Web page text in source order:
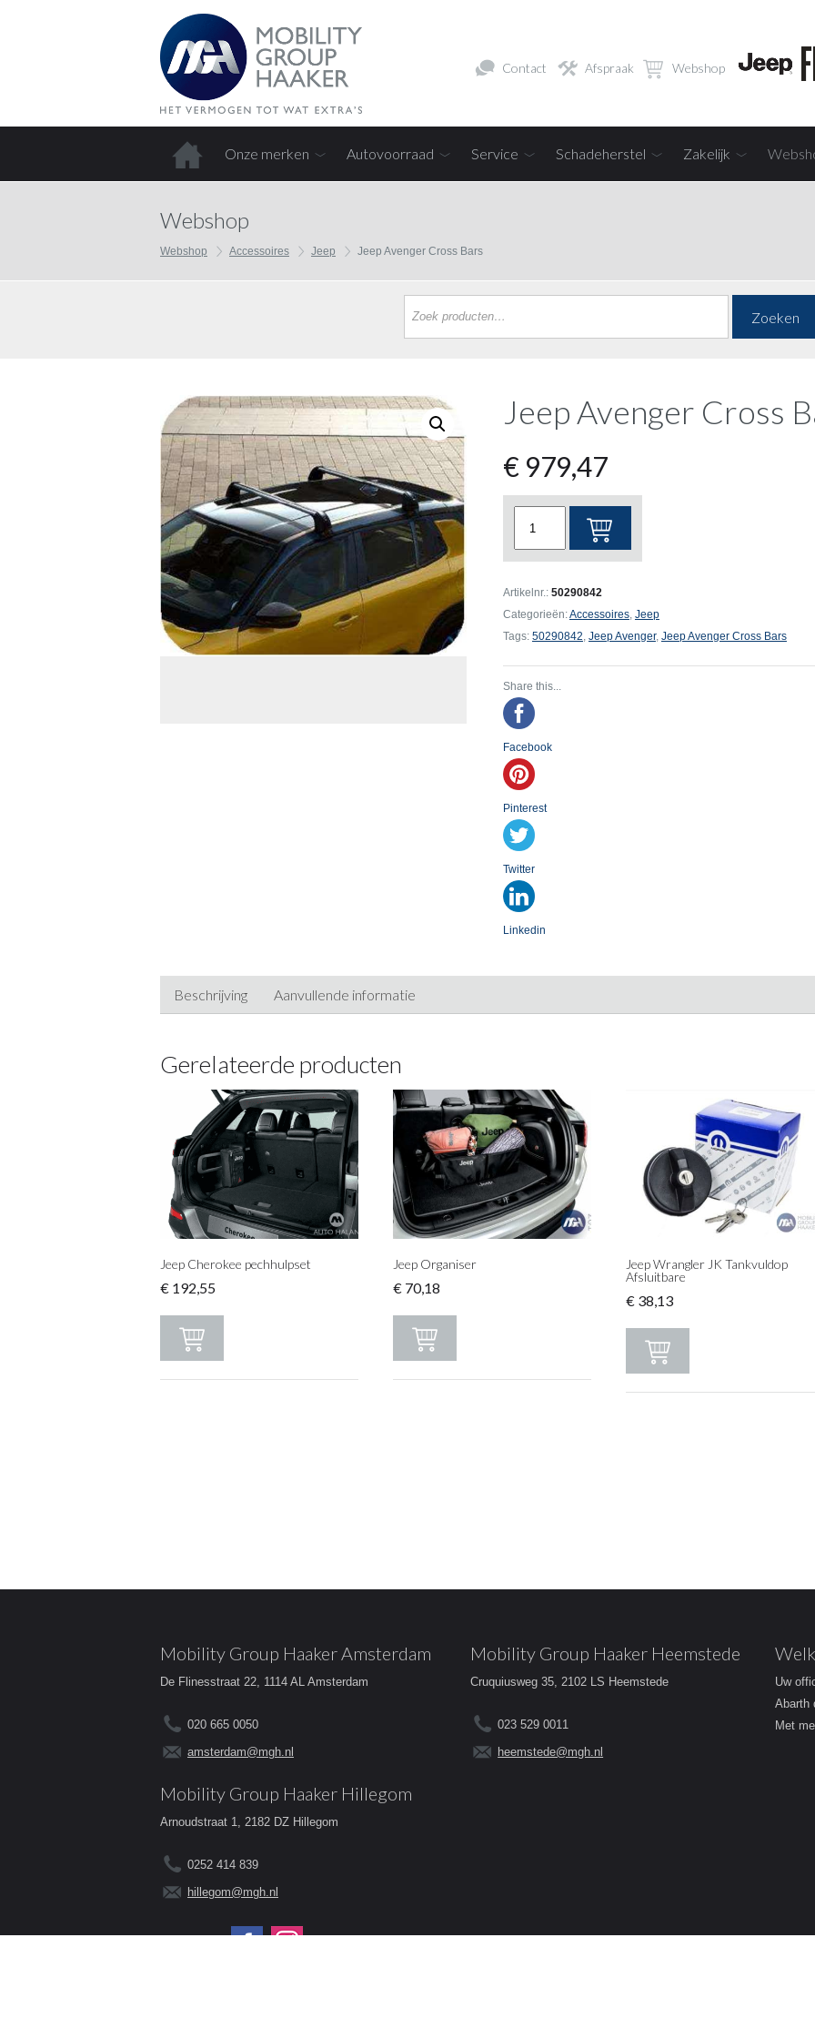
Contact Afspraak Webshop
Onze merken Autovoorraad Service Schadeherstel Zakelijk
Webshop
Webshop Accessoires Jeep Jeep Avenger Cross Bars
Zoeken
Jeep Avenger Cross
€979,47
Cross
Artikelnr.: 50290842
Categorieën:Accessoires, Jeep
Tags: 50290842 Jeep Avenger, Jeep Avenger Cross Bars
Share this...
Facebook
Pinterest
Twitter
Linkedin
Beschrijving Aanvullende informatie
Gerelateerde producten
Jeep Cherokee pechhulpset
€ 192,55
Jeep Organiser
€70,18
Jeep Wrangler JK Tankvuldop
Afsluitbare
€38,13
Mobility Group Haaker Amsterdam
De Flinesstraat 22, 1114 AL Amsterdam
020 665 0050
amsterdam@mgh.nl
Mobility Group Haaker Heemstede
Cruquiusweg 35, 2102 LS Heemstede
023 529 0011
heemstede@mgh.nl
Mobility Group Haaker Hillegom
Arnoudstraat 1, 2182 DZ Hillegom
0252 414 839
hillegom@mgh.nl
Volg ons op:
Uw
Abarth
Met